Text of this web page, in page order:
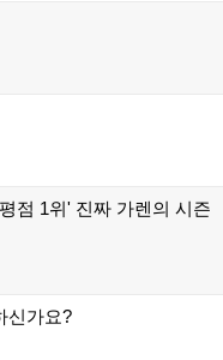
점 1위' 진짜 가렌의 시즌
신가요?